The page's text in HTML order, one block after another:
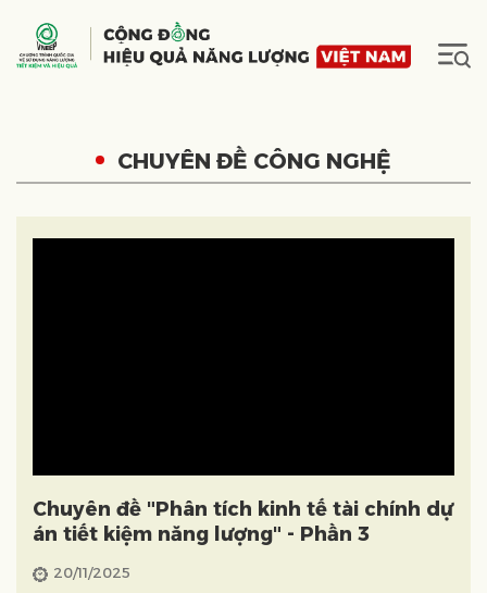
CHUYÊN ĐỀ CÔNG NGHỆ
Chuyên đề "Phân tích kinh tế tài chính dự
án tiết kiệm năng lượng" - Phần 3
20/11/2025